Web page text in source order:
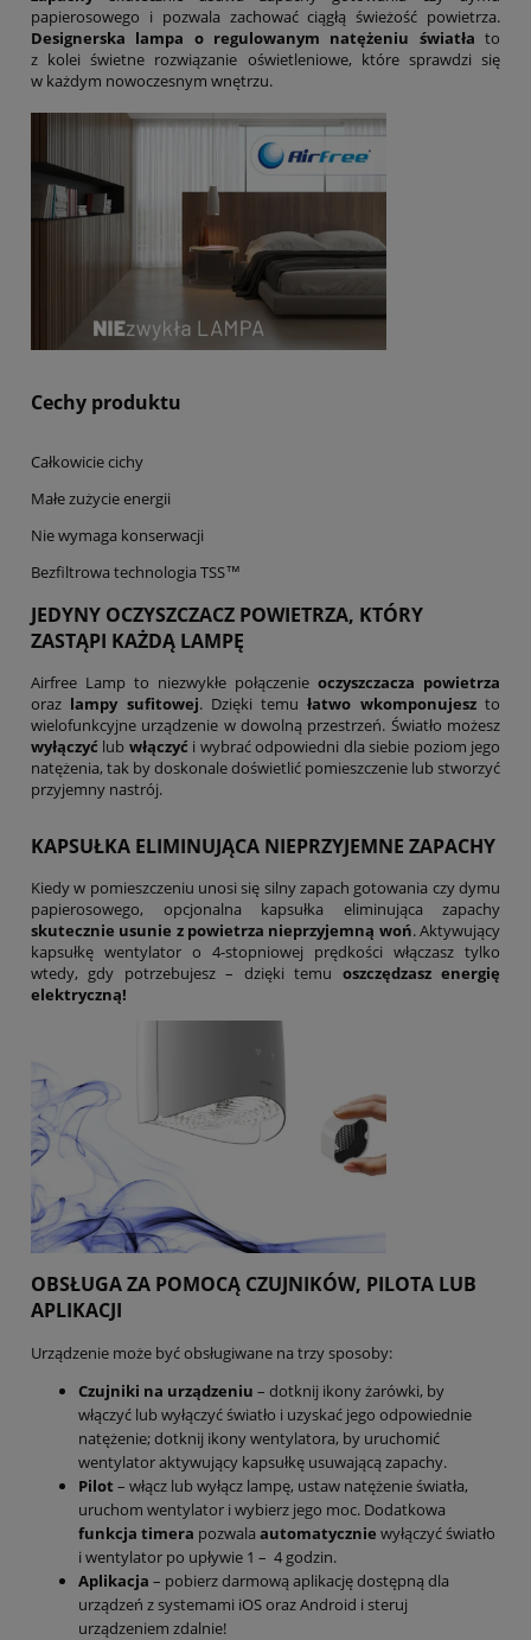
papierosowego i pozwala zachować ciągłą świeżość powietrza.
Designerska lampa o regulowanym natężeniu światła to
z kolei świetne rozwiązanie oświetleniowe, które sprawdzi się
w każdym nowoczesnym wnętrzu.
Cechy produktu
Całkowicie cichy
Małe zużycie energii
Nie wymaga konserwacji
Bezfiltrowa technologia TSS™
JEDYNY OCZYSZCZACZ POWIETRZA, KTÓRY
ZASTĄPI KAŻDĄ LAMPĘ
Airfree Lamp to niezwykłe połączenie oczyszczacza powietrza
oraz lampy sufitowej. Dzięki temułatwo wkomponujeszto
wielofunkcyjne urządzenie w dowolną przestrzeń. Światło możesz
wyłączyć lub włączyć i wybrać odpowiedni dla siebie poziom jego
natężenia, tak by doskonale doświetlić pomieszczenie lub stworzyć
przyjemny nastrój.
KAPSUŁKA ELIMINUJĄCA NIEPRZYJEMNE ZAPACHY
Kiedy w pomieszczeniu unosi się silny zapach gotowania czy dymu
papierosowego, opcjonalna kapsułka eliminująca zapachy
skutecznie usunie z powietrza nieprzyjemną woń. Aktywujący
kapsułkę wentylator o 4-stopniowej prędkości włączasz tylko
wtedy, gdy potrzebujesz – dzięki temu oszczędzasz energię
elektryczną!
OBSŁUGA ZA POMOCĄ CZUJNIKÓW, PILOTA LUB
APLIKACJI
Urządzenie może być obsługiwane na trzy sposoby:
Czujniki na urządzeniu – dotknij ikony żarówki, by
włączyć lub wyłączyć światło i uzyskać jego odpowiednie
natężenie; dotknij ikony wentylatora, by uruchomić
wentylator aktywujący kapsułkę usuwającą zapachy.
Pilot – włącz lub wyłącz lampę, ustaw natężenie światła,
uruchom wentylator i wybierz jego moc. Dodatkowa
funkcja timera pozwala automatycznie wyłączyć światło
i wentylator po upływie 1 – 4 godzin.
Aplikacja – pobierz darmową aplikację dostępną dla
urządzeń z systemami iOS oraz Android i steruj
urządzeniem zdalnie!